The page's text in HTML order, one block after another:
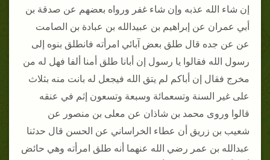
إن شاء الله عذبه وإن شاء غفر ورواه بعضهم عن صدقة بن
أبي عمران عن إبراهيم بن عبيدالله بن عبادة بن الصامت
عن عن جده قال طلق بعض آبائي امرأته فانطلق بنوه إلى
رسول الله فقالوا يا رسول إن أبانا طلق أمنا ألفا فهل له من
مخرج فقال إن أباكم لم يتق الله فيجعل له بانت منه بثلاث
على غير السنة وتسعمائة وسبعة وتسعون إثم في عنقه
قالوا وروى محمد بن شاذان عن معلى بن منصور عن
شعيب بن زريق أن عطاء الخراساني عن الحسن قال حدثنا
عبدالله بن عمر رضي الله عنهما أنه طلق امرأته وهي حائض